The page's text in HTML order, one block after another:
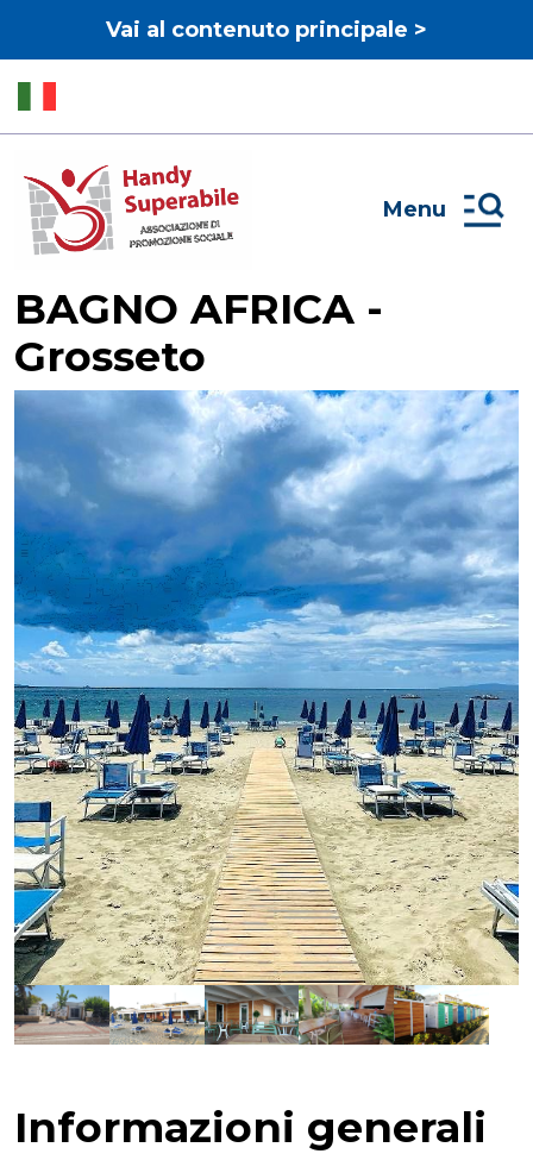
Vai al contenuto principale >
Menu
BAGNO AFRICA -
Grosseto
Informazioni generali